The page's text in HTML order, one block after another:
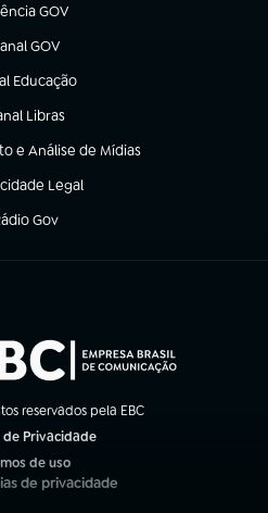
GOV
em nova aba)
GOV
em nova aba)
Educação
em nova aba)
Libras
em nova aba)
e Análise de Mídias
aba)
Legal
nova aba)
Gov
em nova aba)
reservados pela EBC
de Privacidade
de uso
em nova aba)
de privacidade